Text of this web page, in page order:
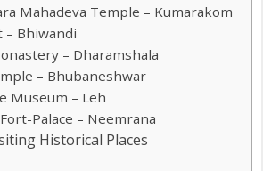
Mahadeva Temple – Kumarakom
– Bhiwandi
– Dharamshala
– Bhubaneshwar
Museum – Leh
Palace – Neemrana
Historical Places